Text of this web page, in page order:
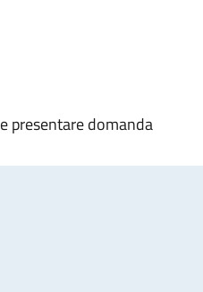
presentare domanda